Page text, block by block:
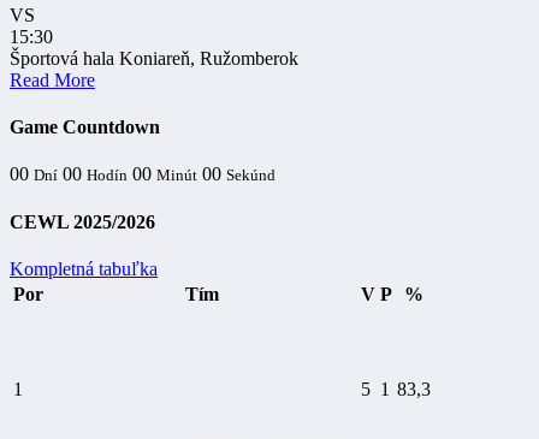
VS
15:30
Športová hala Koniareň, Ružomberok
Read More
Game Countdown
00 Dní 00 Hodín 00 Minút 00 Sekúnd
CEWL 2025/2026
Kompletná tabuľka
Por
Tím V P %
1 5 1 83,3